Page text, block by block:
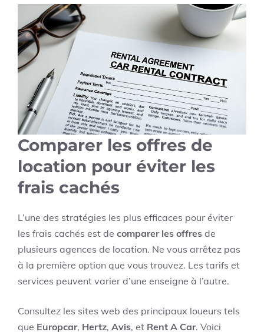
Comparer les offres de
location pour éviter les
frais cachés
L’une des stratégies les plus efficaces pour éviter
les frais cachés est de comparer les offres de
plusieurs agences de location. Ne vous arrêtez pas
à la première option que vous trouvez. Les tarifs et
services peuvent varier d’une enseigne à l’autre.
Consultez les sites web des principaux loueurs tels
que Europcar, Hertz, Avis, et Rent A Car. Voici